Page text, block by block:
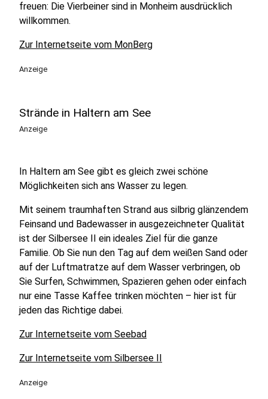
freuen: Die Vierbeiner sind in Monheim ausdrücklich
willkommen.
Zur Internetseite vom MonBerg
Anzeige
Strände in Haltern am See
Anzeige
In Haltern am See gibt es gleich zwei schöne
Möglichkeiten sich ans Wasser zu legen.
Mit seinem traumhaften Strand aus silbrig glänzendem
Feinsand und Badewasser in ausgezeichneter Qualität
ist der Silbersee II ein ideales Ziel für die ganze
Familie. Ob Sie nun den Tag auf dem weißen Sand oder
auf der Luftmatratze auf dem Wasser verbringen, ob
Sie Surfen, Schwimmen, Spazieren gehen oder einfach
nur eine Tasse Kaffee trinken möchten – hier ist für
jeden das Richtige dabei.
Zur Internetseite vom Seebad
Zur Internetseite vom Silbersee II
Anzeige